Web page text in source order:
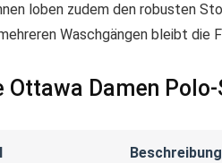
loben zudem den robusten
Waschgängen bleibt die
Ottawa Damen
Beschreibung